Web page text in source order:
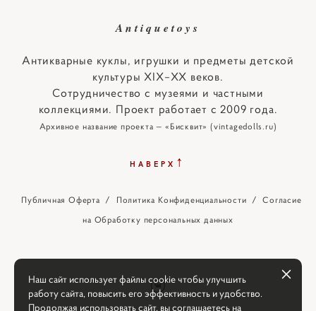
Antiquetoys
Антикварные куклы, игрушки и предметы детской
культуры XIX–XX веков.
Сотрудничество с музеями и частными
коллекциями. Проект работает с 2009 года.
Архивное название проекта — «Бисквит» (vintagedolls.ru)
НАВЕРХ ↑
Публичная Оферта / Политика Конфиденциальности /Согласие
на Обработку персональных данных
Наш сайт использует файлы cookie чтобы улучшить
работу сайта, повысить его эффективность и удобство.
Продолжая использовать сайт, вы соглашаетесь на